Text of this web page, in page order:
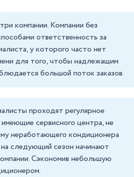
компании. Компании без
ответственность за
у которого часто нет
для того, чтобы надлежащим
большой поток заказов.
проходят регулярное
сервисного центра, не
неработающего кондиционера
следующий сезон начинают
Сэкономив небольшую